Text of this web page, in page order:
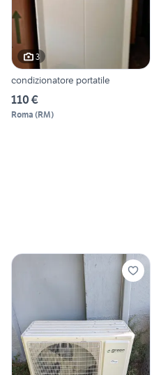
3
condizionatore portatile
110 €
Roma (RM)